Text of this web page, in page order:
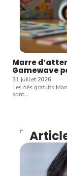
Marre
Gamewave
31 juillet 2026
Les dés gratuits
sont…